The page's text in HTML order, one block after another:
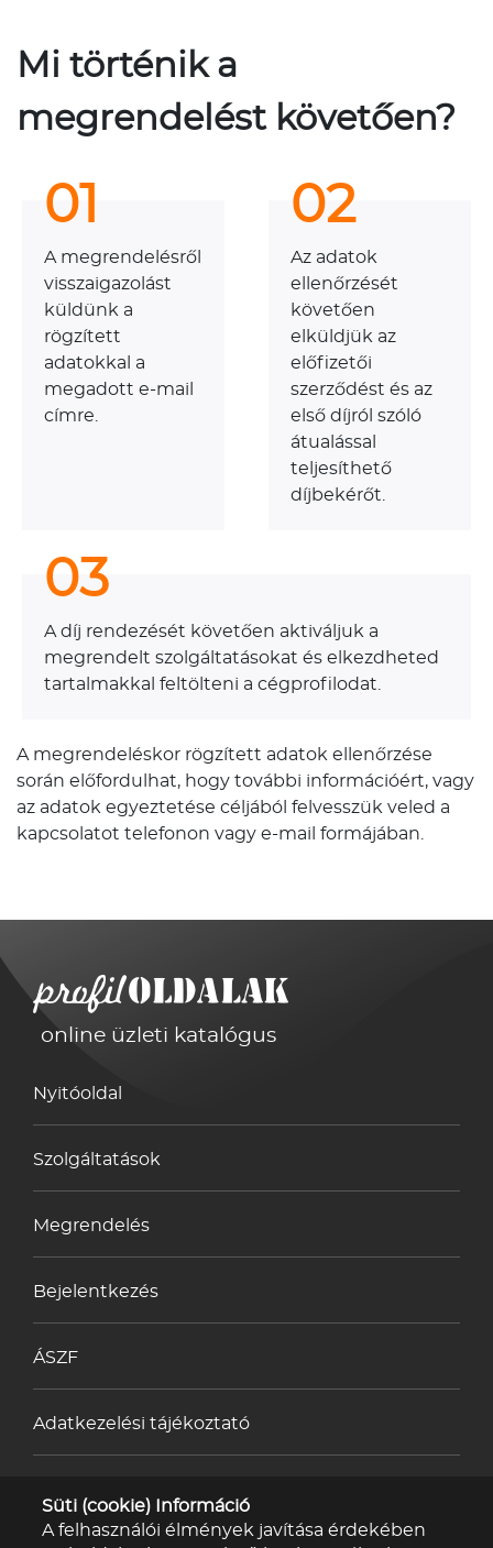
Mi történik a
megrendelést követően?
01
A megrendelésről
visszaigazolást
küldünk a
rögzített
adatokkal a
megadott e-mail
címre.
02
Az adatok
ellenőrzését
követően
elküldjük az
előfizetői
szerződést és az
első díjról szóló
átualással
teljesíthető
díjbekérőt.
03
A díj rendezését követően aktiváljuk a
megrendelt szolgáltatásokat és elkezdheted
tartalmakkal feltölteni a cégprofilodat.
A megrendeléskor rögzített adatok ellenőrzése
során előfordulhat, hogy további információért, vagy
az adatok egyeztetése céljából felvesszük veled a
kapcsolatot telefonon vagy e-mail formájában.
online üzleti katalógus
Nyitóoldal
Szolgáltatások
Megrendelés
Bejelentkezés
ÁSZF
Adatkezelési tájékoztató
Süti (cookie) Információ
A felhasználói élmények javítása érdekében